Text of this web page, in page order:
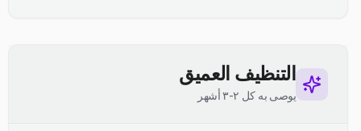
التنظيف العميق
يوصى به كل ٢-٣ أشهر